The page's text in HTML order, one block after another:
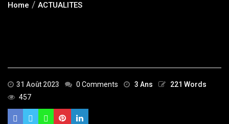
Home ACTUALITES
31 Août 2023 0 Comments 3 Ans
221 Words
457